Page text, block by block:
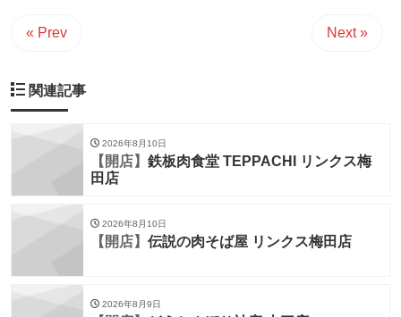
« Prev Next »
関連記事
2026年8月10日
【開店】 鉄板肉食堂 TEPPACHI リンクス梅
田店
2026年8月10日
【開店】 伝説の肉そば屋 リンクス梅田店
2026年8月9日